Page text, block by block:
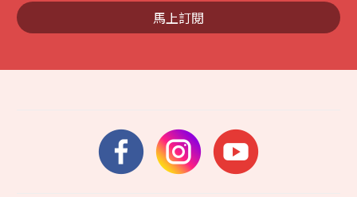
馬上訂閱